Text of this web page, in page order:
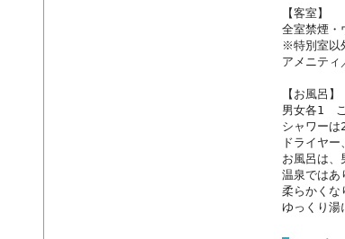
【客室】
全室禁煙
※特別室以
アメニティ
【お風呂】
男女各1　
シャワーは
ドライヤ
お風呂は、
温泉ではあ
柔らかくな
ゆっくり湯